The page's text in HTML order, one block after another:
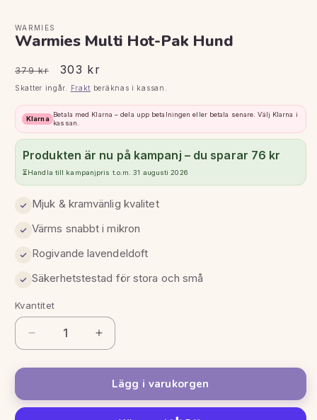
WARMIES
Warmies Multi Hot-Pak Hund
Ordinarie
pris
379 kr Försäljningspris
303 kr
Skatter ingår. Frakt beräknas i kassan.
Klarna
Betala med Klarna – dela upp betalningen eller betala senare. Välj Klarna i
kassan.
Produkten är nu på kampanj – du sparar 76 kr
⏳Handla till kampanjpris t.o.m. 31 augusti 2026
Mjuk & kramvänlig kvalitet
Värms snabbt i mikron
Rogivande lavendeldoft
Säkerhetstestad för stora och små
Kvantitet
Kvantitet
Minska
kvantitet
för
Multi
Öka
kvantitet
för
Warmies
Multi
Lägg i varukorgen